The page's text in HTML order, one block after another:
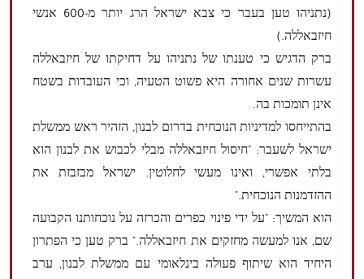
(נתניהו טען בעבר כי צבא ישראל הרג יותר מ-600 אנשי
חיזבאללה.)
ברק הדגיש כי טענתו של נתניהו על דחיקתו של חיזבאללה
עשרות שנים אחורה היא פשוט הטעיה, וכי העובדות בשטח
אינן תומכות בה.
בהתייחסו למדיניות הנוכחית בדרום לבנון, הזהיר ראש ממשלת
ישראל לשעבר: "חיסול חיזבאללה מבלי לכבוש את לבנון הוא
בלתי אפשרי, ואינו מעשי לחלוטין. ישראל מבזבזת את
ההזדמנות הנוכחית."
הוא המשיך: "על ידי פינוי כפרים והכרזה על נוכחותנו הקבועה
שם, אנו למעשה מחזקים את חיזבאללה." ברק טען כי הפתרון
היחיד הוא שיתוף פעולה בינלאומי עם ממשלת לבנון, ערב